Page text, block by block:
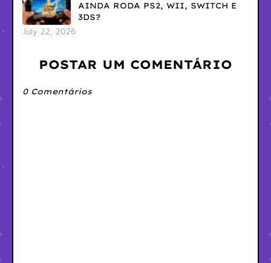
AINDA RODA PS2, WII, SWITCH E
3DS?
July 22, 2026
POSTAR UM COMENTÁRIO
0 Comentários